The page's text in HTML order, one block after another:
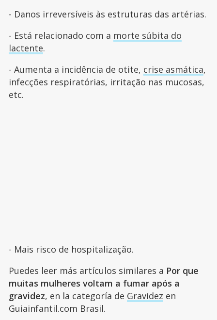
- Danos irreversíveis às estruturas das artérias.
- Está relacionado com a morte súbita do
lactente.
- Aumenta a incidência de otite, crise asmática,
infecções respiratórias, irritação nas mucosas,
etc.
- Mais risco de hospitalização.
Puedes leer más artículos similares a Por que
muitas mulheres voltam a fumar após a
gravidez, en la categoría de Gravidez en
Guiainfantil.com Brasil.